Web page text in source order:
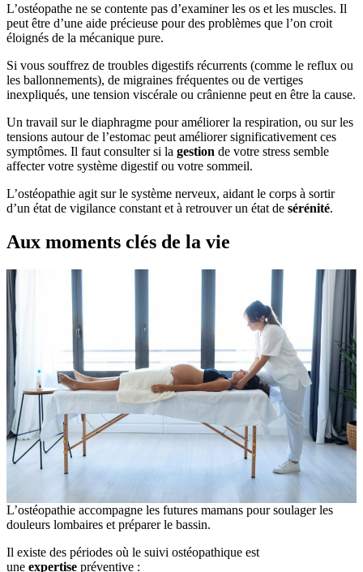
L’ostéopathe ne se contente pas d’examiner les os et les muscles. Il
peut être d’une aide précieuse pour des problèmes que l’on croit
éloignés de la mécanique pure.
Si vous souffrez de troubles digestifs récurrents (comme le reflux ou
les ballonnements), de migraines fréquentes ou de vertiges
inexpliqués, une tension viscérale ou crânienne peut en être la cause.
Un travail sur le diaphragme pour améliorer la respiration, ou sur les
tensions autour de l’estomac peut améliorer significativement ces
symptômes. Il faut consulter si la gestion de votre stress semble
affecter votre système digestif ou votre sommeil.
L’ostéopathie agit sur le système nerveux, aidant le corps à sortir
d’un état de vigilance constant et à retrouver un état de sérénité.
Aux moments clés de la vie
L’ostéopathie accompagne les futures mamans pour soulager les
douleurs lombaires et préparer le bassin.
Il existe des périodes où le suivi ostéopathique est
une expertise préventive :